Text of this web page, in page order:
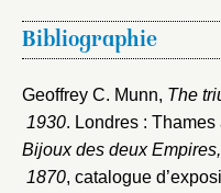
Bibliographie
Geoffrey C. Munn, The
1930. Londres :
Bijoux des deux
1870, catalogue